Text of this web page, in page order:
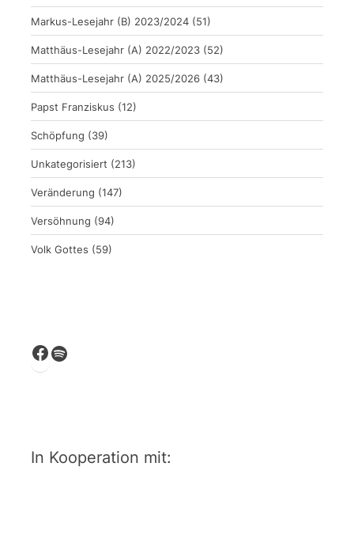
Markus-Lesejahr (B) 2023/2024 (51)
Matthäus-Lesejahr (A) 2022/2023 (52)
Matthäus-Lesejahr (A) 2025/2026 (43)
Papst Franziskus (12)
Schöpfung (39)
Unkategorisiert (213)
Veränderung (147)
Versöhnung (94)
Volk Gottes (59)
Facebook
Spotify
In Kooperation mit: